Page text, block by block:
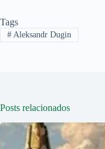
Tags
#Aleksandr Dugin
Posts relacionados